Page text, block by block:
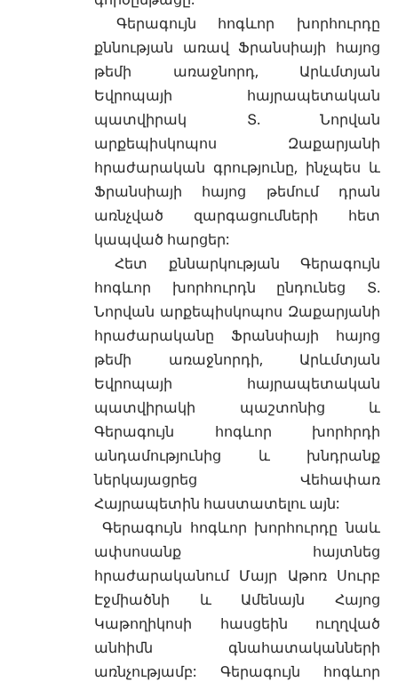
Գերագույն հոգևոր խորհուրդը
քննության առավ Ֆրանսիայի հայոց
թեմի առաջնորդ, Արևմտյան
Եվրոպայի հայրապետական
պատվիրակ Տ. Նորվան
արքեպիսկոպոս Զաքարյանի
հրաժարական գրությունը, ինչպես և
Ֆրանսիայի հայոց թեմում դրան
առնչված զարգացումների հետ
կապված հարցեր:
Հետ քննարկության Գերագույն
հոգևոր խորհուրդն ընդունեց Տ.
Նորվան արքեպիսկոպոս Զաքարյանի
հրաժարականը Ֆրանսիայի հայոց
թեմի առաջնորդի, Արևմտյան
Եվրոպայի հայրապետական
պատվիրակի պաշտոնից և
Գերագույն հոգևոր խորհրդի
անդամությունից և խնդրանք
ներկայացրեց Վեհափառ
Հայրապետին հաստատելու այն:
Գերագույն հոգևոր խորհուրդը նաև
ափսոսանք հայտնեց
հրաժարականում Մայր Աթոռ Սուրբ
Էջմիածնի և Ամենայն Հայոց
Կաթողիկոսի հասցեին ուղղված
անհիմն գնահատականների
առնչությամբ: Գերագույն հոգևոր